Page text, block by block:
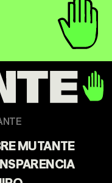
MUTANTE